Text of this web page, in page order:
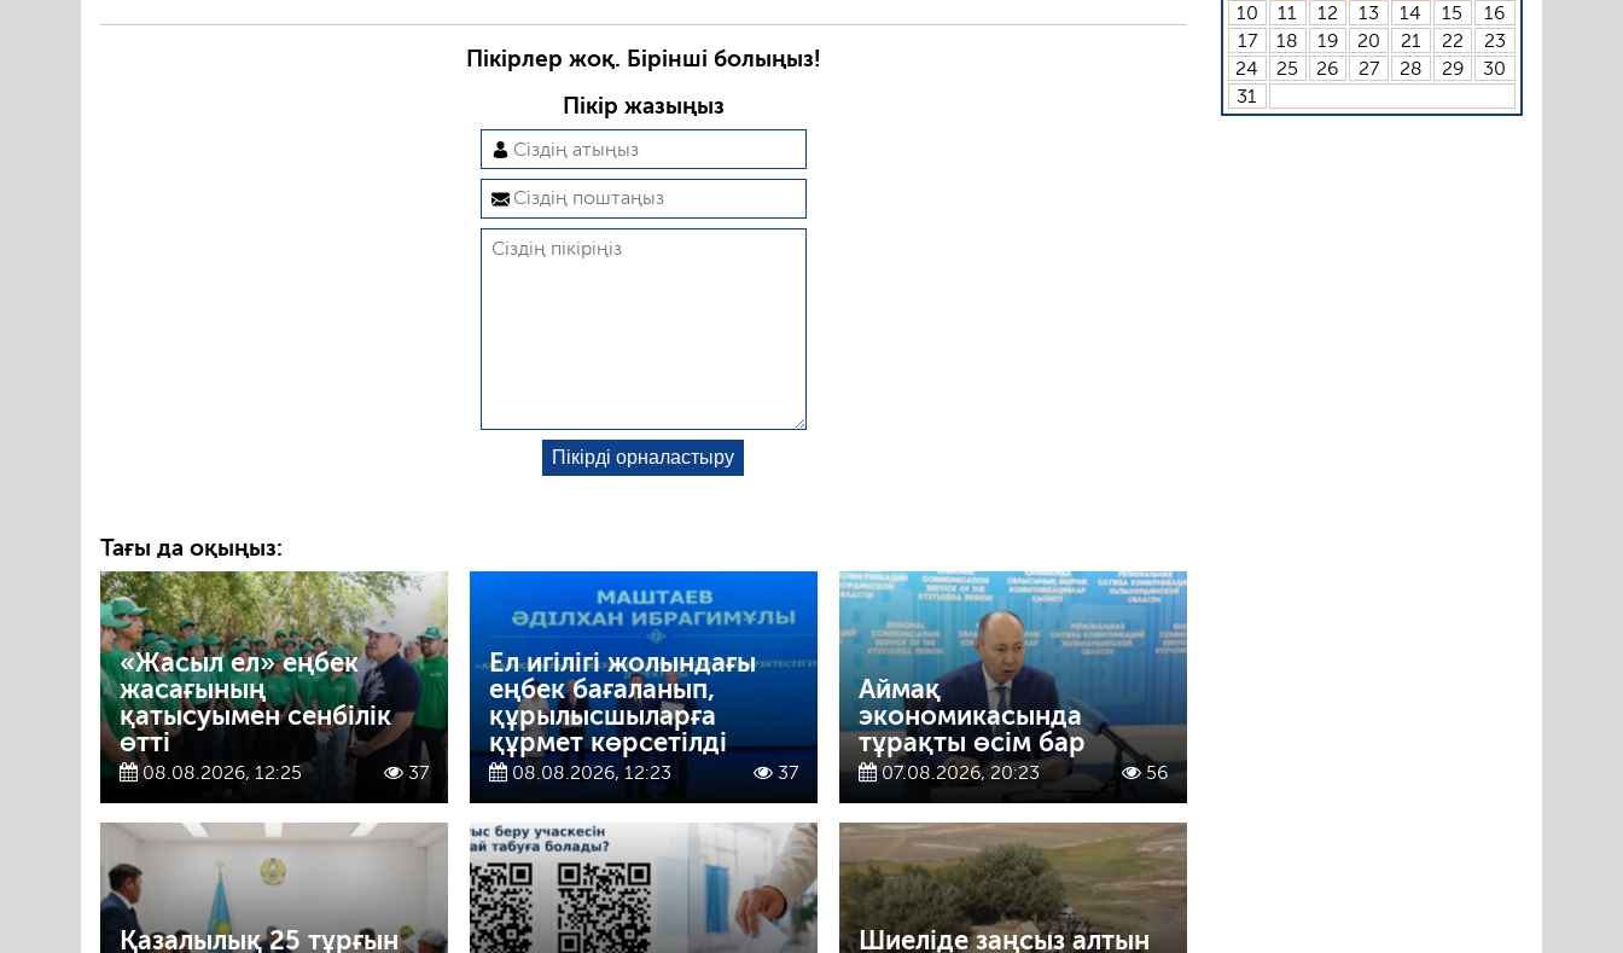
Пікірлер жоқ. Бірінші болыңыз!
Пікір жазыңыз
Тағы да оқыңыз:
«Жасыл ел» еңбек
жасағының
қатысуымен сенбілік
өтті
08.08.2026, 12:25 37
Ел игілігі жолындағы
еңбек бағаланып,
құрылысшыларға
құрмет көрсетілді
08.08.2026, 12:23 37
Аймақ
экономикасында
тұрақты өсім бар
07.08.2026, 20:23 56
Қазалылық 25 тұрғын
Шиеліде заңсыз алтын
10
11 12 13 14 15
16
17
18 19 20 21 22
23
24
25 26 27 28 29
30
31